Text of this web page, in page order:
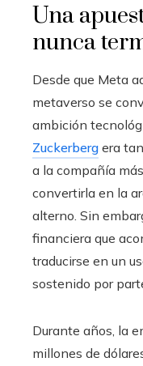
Una
nunca
Desde que Meta
metaverso se
ambición
Zuckerberg era
a la compañía
convertirla en la
alterno. Sin
financiera que
traducirse en un
sostenido por
Durante años, la
millones de